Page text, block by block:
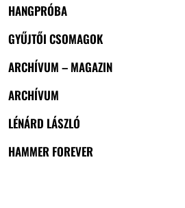
HANGPRÓBA
GYŰJTŐI CSOMAGOK
ARCHÍVUM – MAGAZIN
ARCHÍVUM
LÉNÁRD LÁSZLÓ
HAMMER FOREVER